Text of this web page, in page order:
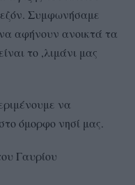
Συμφωνήσαμε
αφήνουν ανοικτά τα
το ,λιμάνι μας
να
όμορφο νησί μας.
Γαυρίου